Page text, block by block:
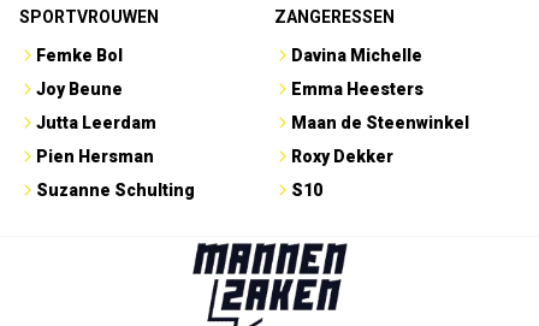
SPORTVROUWEN
Femke Bol
Joy Beune
Jutta Leerdam
Pien Hersman
Suzanne Schulting
ZANGERESSEN
Davina Michelle
Emma Heesters
Maan de Steenwinkel
Roxy Dekker
S10